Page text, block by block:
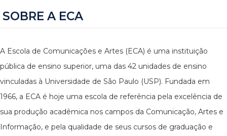
SOBRE A ECA
A Escola de Comunicações e Artes (ECA) é uma instituição
pública de ensino superior, uma das 42 unidades de ensino
vinculadas à Universidade de São Paulo (USP). Fundada em
1966, a ECA é hoje uma escola de referência pela excelência de
sua produção acadêmica nos campos da Comunicação, Artes e
Informação, e pela qualidade de seus cursos de graduação e